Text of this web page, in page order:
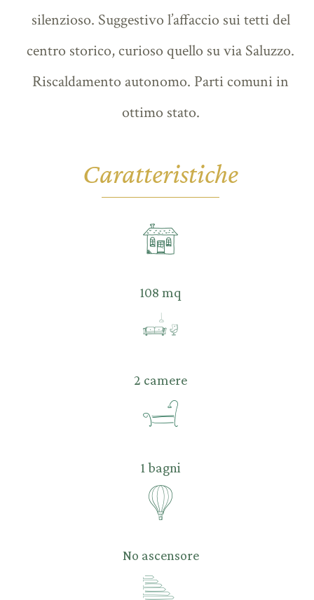
silenzioso. Suggestivo l’affaccio sui tetti del
centro storico, curioso quello su via Saluzzo.
Riscaldamento autonomo. Parti comuni in
ottimo stato.
Caratteristiche
108 mq
2 camere
1 bagni
No ascensore